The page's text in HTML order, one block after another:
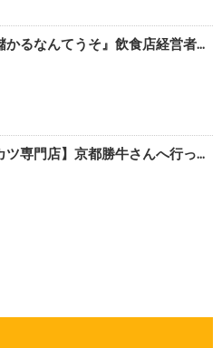
かるなんてうそ』飲食店経営者...
ツ専門店】京都勝牛さんへ行っ...